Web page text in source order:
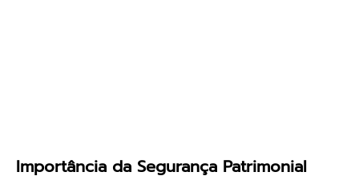
Importância da Segurança Patrimonial